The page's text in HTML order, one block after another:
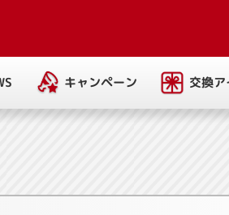
キャンペーン 交換